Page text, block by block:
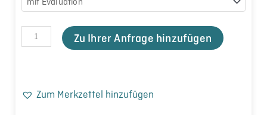
Zu Ihrer Anfrage hinzufügen
Zum Merkzettel hinzufügen